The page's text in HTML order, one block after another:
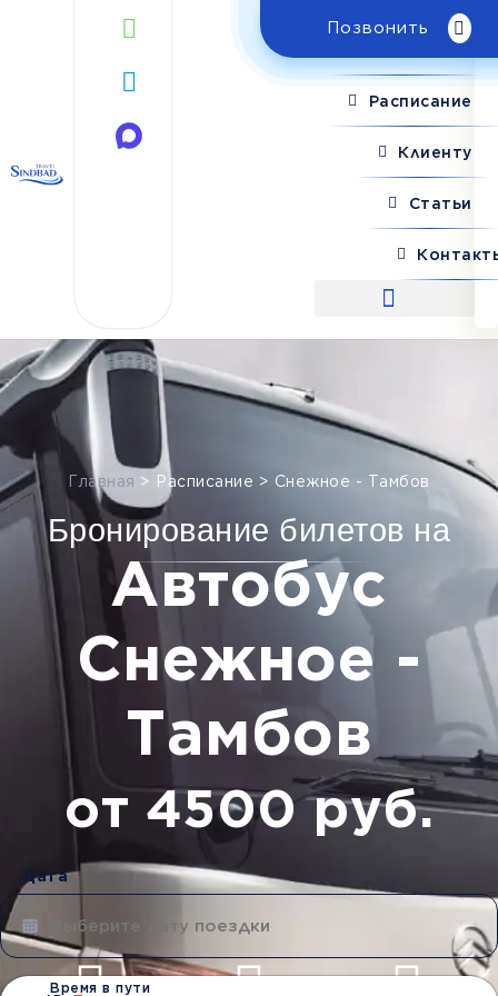
Позвонить
Расписание
Клиенту
Статьи
Главная > Расписание > Снежное - Тамбов
Бронирование билетов на
Автобус
Снежное -
Тамбов
от 4500 руб.
Дата
Время в пути